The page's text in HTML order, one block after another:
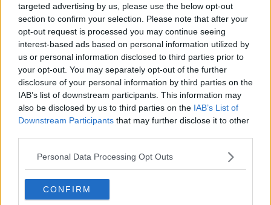
targeted advertising by us, please use the below opt-out
section to confirm your selection. Please note that after your
opt-out request is processed you may continue seeing
interest-based ads based on personal information utilized by
us or personal information disclosed to third parties prior to
your opt-out. You may separately opt-out of the further
disclosure of your personal information by third parties on the
IAB’s list of downstream participants. This information may
also be disclosed by us to third parties on the IAB’s List of
Downstream Participants that may further disclose it to other
Personal Data Processing Opt Outs
CONFIRM
Goalkeeper Camisas Nike Premier League
Tottenham
Compartilhar